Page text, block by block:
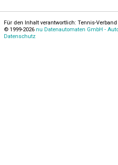
Für den Inhalt verantwortlich: Tennis-
© 1999-2026 nu Datenautomaten GmbH -
Datenschutz